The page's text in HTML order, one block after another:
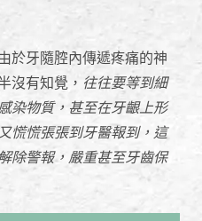
於牙隨腔內傳遞疼痛的神
沒有知覺， 往往要等到細
染物質，甚至在牙齦上形
慌慌張張到牙醫報到，這
除警報，嚴重甚至牙齒保